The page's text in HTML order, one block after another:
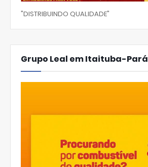
"DISTRIBUINDO QUALIDADE"
Grupo Leal em Itaituba-Pará